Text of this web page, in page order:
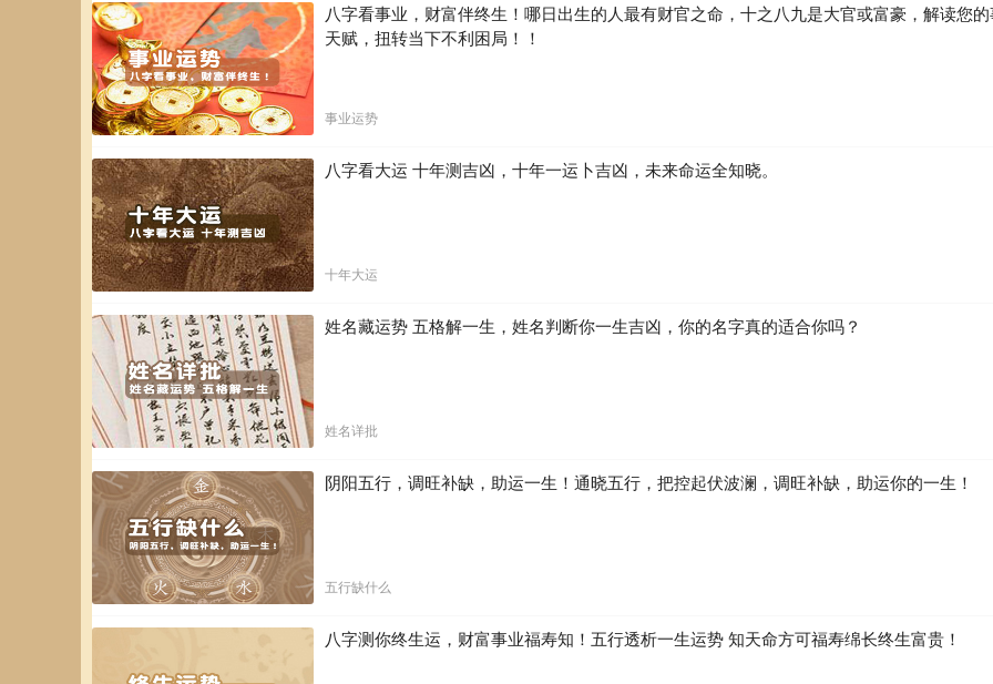
八字看事业，财富伴终生！哪日出生的人最有财官之命，十之八九是大官或富豪，解读您的
天赋，扭转当下不利困局！！
事业运势
八字看大运 十年测吉凶，十年一运卜吉凶，未来命运全知晓。
十年大运
姓名藏运势 五格解一生，姓名判断你一生吉凶，你的名字真的适合你吗？
姓名详批
阴阳五行，调旺补缺，助运一生！通晓五行，把控起伏波澜，调旺补缺，助运你的一生！
五行缺什么
八字测你终生运，财富事业福寿知！五行透析一生运势 知天命方可福寿绵长终生富贵！